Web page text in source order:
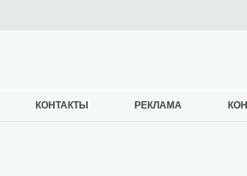
КОНТАКТЫ РЕКЛАМА